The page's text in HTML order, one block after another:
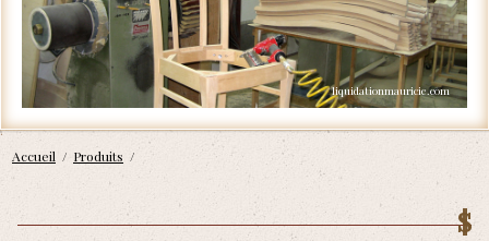
Accueil / Produits /
$